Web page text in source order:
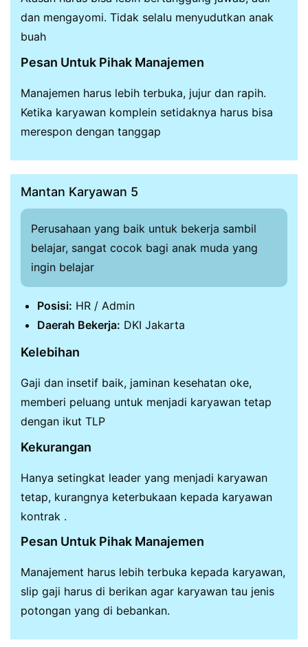
dan mengayomi. Tidak selalu menyudutkan anak
buah
Pesan Untuk Pihak Manajemen
Manajemen harus lebih terbuka, jujur dan rapih.
Ketika karyawan komplein setidaknya harus bisa
merespon dengan tanggap
Mantan Karyawan 5
Perusahaan yang baik untuk bekerja sambil
belajar, sangat cocok bagi anak muda yang
ingin belajar
Posisi: HR / Admin
Daerah Bekerja: DKI Jakarta
Kelebihan
Gaji dan insetif baik, jaminan kesehatan oke,
memberi peluang untuk menjadi karyawan tetap
dengan ikut TLP
Kekurangan
Hanya setingkat leader yang menjadi karyawan
tetap, kurangnya keterbukaan kepada karyawan
kontrak .
Pesan Untuk Pihak Manajemen
Manajement harus lebih terbuka kepada karyawan,
slip gaji harus di berikan agar karyawan tau jenis
potongan yang di bebankan.